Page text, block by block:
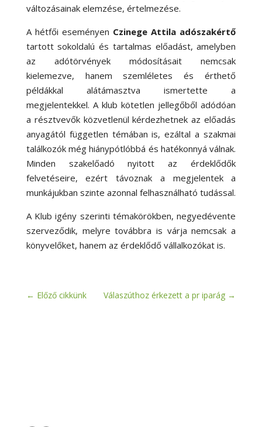
változásainak elemzése, értelmezése.
A hétfői eseményen Czinege Attila adószakértő
tartott sokoldalú és tartalmas előadást, amelyben
az adótörvények módosításait nemcsak
kielemezve, hanem szemléletes és érthető
példákkal alátámasztva ismertette a
megjelentekkel. A klub kötetlen jellegőből adódóan
a résztvevők közvetlenül kérdezhetnek az előadás
anyagától független témában is, ezáltal a szakmai
találkozók még hiánypótlóbbá és hatékonnyá válnak.
Minden szakelőadó nyitott az érdeklődők
felvetéseire, ezért távoznak a megjelentek a
munkájukban szinte azonnal felhasználható tudással.
A Klub igény szerinti témakörökben, negyedévente
szerveződik, melyre továbbra is várja nemcsak a
könyvelőket, hanem az érdeklődő vállalkozókat is.
← Előző cikkünk Válaszúthoz érkezett a pr iparág →